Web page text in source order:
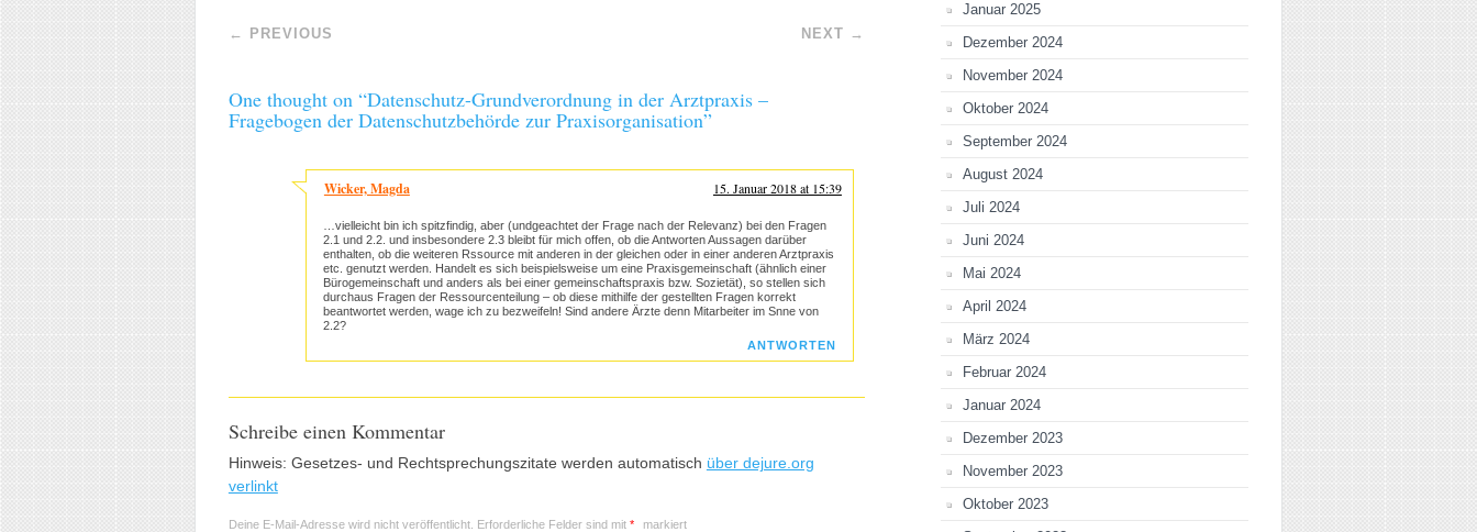
Post navigation
← PREVIOUS NEXT →
One thought on “Datenschutz-Grundverordnung in der Arztpraxis –
Fragebogen der Datenschutzbehörde zur Praxisorganisation”
Wicker, Magda 15. Januar 2018 at 15:39
…vielleicht bin ich spitzfindig, aber (undgeachtet der Frage nach der Relevanz) bei den Fragen
2.1 und 2.2. und insbesondere 2.3 bleibt für mich offen, ob die Antworten Aussagen darüber
enthalten, ob die weiteren Rssource mit anderen in der gleichen oder in einer anderen Arztpraxis
etc. genutzt werden. Handelt es sich beispielsweise um eine Praxisgemeinschaft (ähnlich einer
Bürogemeinschaft und anders als bei einer gemeinschaftspraxis bzw. Sozietät), so stellen sich
durchaus Fragen der Ressourcenteilung – ob diese mithilfe der gestellten Fragen korrekt
beantwortet werden, wage ich zu bezweifeln! Sind andere Ärzte denn Mitarbeiter im Snne von
2.2?
ANTWORTEN
Schreibe einen Kommentar
Hinweis: Gesetzes- und Rechtsprechungszitate werden automatisch über dejure.org
verlinkt
Deine E-Mail-Adresse wird nicht veröffentlicht. Erforderliche Felder sind mit * markiert
Januar 2025
Dezember 2024
November 2024
Oktober 2024
September 2024
August 2024
Juli 2024
Juni 2024
Mai 2024
April 2024
März 2024
Februar 2024
Januar 2024
Dezember 2023
November 2023
Oktober 2023